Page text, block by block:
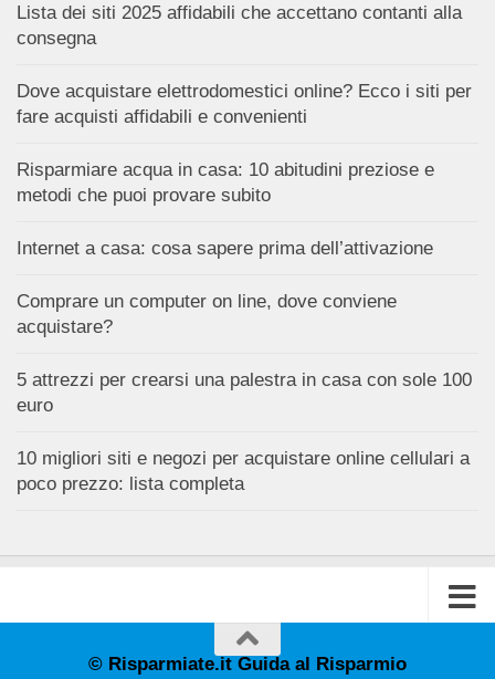
Lista dei siti 2025 affidabili che accettano contanti alla
consegna
Dove acquistare elettrodomestici online? Ecco i siti per
fare acquisti affidabili e convenienti
Risparmiare acqua in casa: 10 abitudini preziose e
metodi che puoi provare subito
Internet a casa: cosa sapere prima dell’attivazione
Comprare un computer on line, dove conviene
acquistare?
5 attrezzi per crearsi una palestra in casa con sole 100
euro
10 migliori siti e negozi per acquistare online cellulari a
poco prezzo: lista completa
© Risparmiate.it Guida al Risparmio